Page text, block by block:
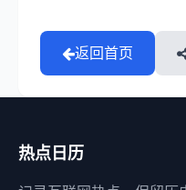
返回首页
热点日历